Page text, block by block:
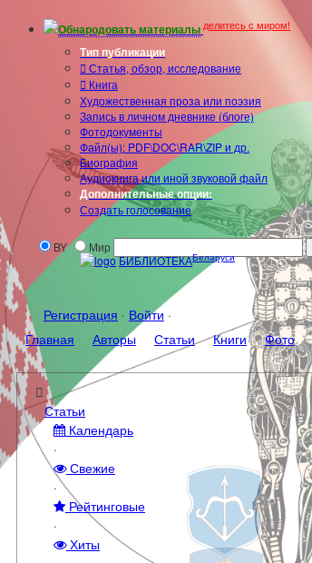
Обнародовать материалы делитесь с миром!
Тип публикации
Статья, обзор, исследование
Книга
Художественная проза или поэзия
Запись в личном дневнике (блоге)
Фотодокументы
Файл(ы): PDF\DOC\RAR\ZIP и др.
Биография
Аудиокнига или иной звуковой файл
Дополнительные опции:
Создать голосование
BY
Мир
БИБЛИОТЕКАБеларуси
Регистрация · Войти ·
Главная Авторы Статьи Книги Фото
Статьи
Календарь
·
Свежие
·
Рейтинговые
·
Хиты